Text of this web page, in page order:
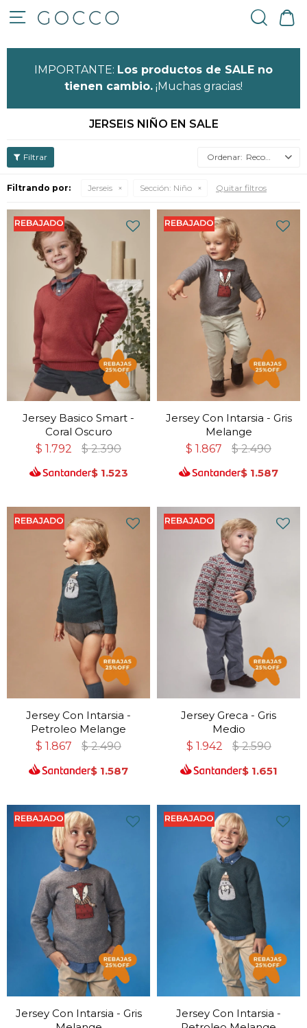

IMPORTANTE: Los productos de SALE no
tienen cambio. ¡Muchas gracias!
JERSEIS NIÑO EN SALE
Recomendados
Filtrando por: Jerseis Sección: Niño Quitar filtros
Jersey Basico Smart -
Coral Oscuro
$ 1.792 $ 2.390
$ 1.523
Jersey Con Intarsia - Gris
Melange
$ 1.867 $ 2.490
$ 1.587
Jersey Con Intarsia -
Petroleo Melange
$ 1.867 $ 2.490
$ 1.587
Jersey Greca - Gris
Medio
$ 1.942 $ 2.590
$ 1.651
Jersey Con Intarsia - Gris
Jersey Con Intarsia -